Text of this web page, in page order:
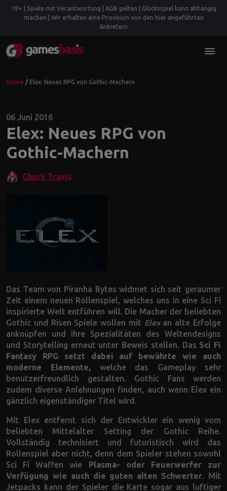
18+ | Spiele mit Verantwortung | AGB gelten | Glücksspiel kann abhängig
machen | Wir erhalten eine Provision von den hier angeführten
Anbietern
Home / Elex: Neues RPG von Gothic-Machern
06 Juni 2016
Elex: Neues RPG von
Gothic-Machern
Chuck Travis
Das Team von Piranha Bytes widmet sich seit geraumer
Zeit einem neuen Rollenspiel, welches uns in eine Sci Fi
inspirierte Welt entführen will. Die Macher der beliebten
Gothic und Risen Spiele wollen mit Elexan alte Erfolge
anknüpfen und ihre Spezialitäten des Weltendesigns
und Storytelling erneut unter Beweis stellen. Das Sci Fi
Fantasy RPG setzt dabei auf bewährte wie auch
moderne Elemente,welche das Gameplay sehr
benutzerfreundlich gestalten. Gothic Fans werden
zudem diverse Anlehnungen finden, auch wenn Elex ein
gänzlich eigenständiger Titel wird.
Mit Elex entfernt sich der Entwickler ein wenig vom
beliebten Mittelalter Setting der Gothic Reihe.
Vollständig technisiert und futuristisch wird das
Rollenspiel aber nicht, denn dem Spieler stehen sowohl
Sci Fi Waffen wie Plasma- oder Feuerwerfer zur
Verfügung wie auch die guten alten Schwerter. Mit
Jetpacks kann der Spieler die Karte sogar aus luftiger